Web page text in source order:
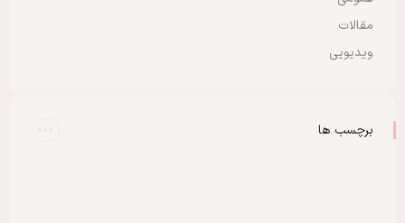
مقالات
ویدیویی
برچسب ها